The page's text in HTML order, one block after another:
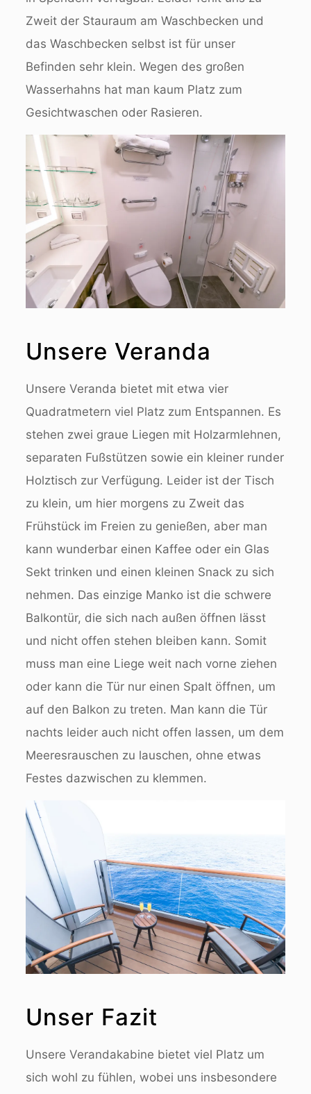
Zweit der Stauraum am Waschbecken und
das Waschbecken selbst ist für unser
Befinden sehr klein. Wegen des großen
Wasserhahns hat man kaum Platz zum
Gesichtwaschen oder Rasieren.
Unsere Veranda
Unsere Veranda bietet mit etwa vier
Quadratmetern viel Platz zum Entspannen. Es
stehen zwei graue Liegen mit Holzarmlehnen,
separaten Fußstützen sowie ein kleiner runder
Holztisch zur Verfügung. Leider ist der Tisch
zu klein, um hier morgens zu Zweit das
Frühstück im Freien zu genießen, aber man
kann wunderbar einen Kaffee oder ein Glas
Sekt trinken und einen kleinen Snack zu sich
nehmen. Das einzige Manko ist die schwere
Balkontür, die sich nach außen öffnen lässt
und nicht offen stehen bleiben kann. Somit
muss man eine Liege weit nach vorne ziehen
oder kann die Tür nur einen Spalt öffnen, um
auf den Balkon zu treten. Man kann die Tür
nachts leider auch nicht offen lassen, um dem
Meeresrauschen zu lauschen, ohne etwas
Festes dazwischen zu klemmen.
Unser Fazit
Unsere Verandakabine bietet viel Platz um
sich wohl zu fühlen, wobei uns insbesondere